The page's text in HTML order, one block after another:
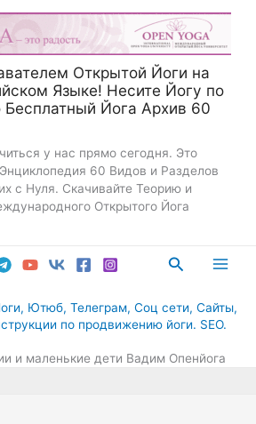
Открытой Йоги на
Языке! Несите Йогу по
Йога Архив 60
у нас прямо сегодня. Это
60 Видов и Разделов
с Нуля. Скачивайте Теорию и
Открытого Йога
Поиск
Ютюб, Телеграм, Соц сети, Сайты,
по продвижению йоги. SEO.
и маленькие дети Вадим Опенйога